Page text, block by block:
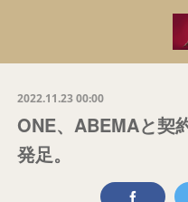
2022.11.23 00:00
ONE、ABEMAと契
発足。